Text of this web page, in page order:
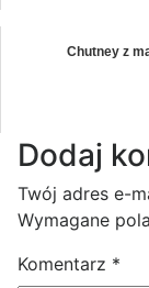
Chutney z
Dodaj
Twój adres e-
Wymagane
Komentarz *